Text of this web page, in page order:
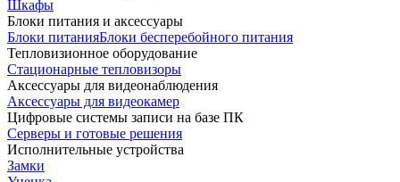
Шкафы
Блоки питания и аксессуары
Блоки питанияБлоки бесперебойного питания
Тепловизионное оборудование
Стационарные тепловизоры
Аксессуары для видеонаблюдения
Аксессуары для видеокамер
Цифровые системы записи на базе ПК
Серверы и готовые решения
Исполнительные устройства
Замки